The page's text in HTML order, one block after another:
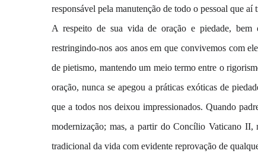
responsável pela manutenção de todo o pessoal que aí
A respeito de sua vida de oração e piedade, bem
restringindo-nos aos anos em que convivemos com
de pietismo, mantendo um meio termo entre o
oração, nunca se apegou a práticas exóticas de
que a todos nos deixou impressionados. Quando
modernização; mas, a partir do Concílio Vaticano II,
tradicional da vida com evidente reprovação de